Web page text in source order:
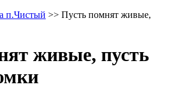
п.Чистый >> Пусть помнят живые,
живые, пусть